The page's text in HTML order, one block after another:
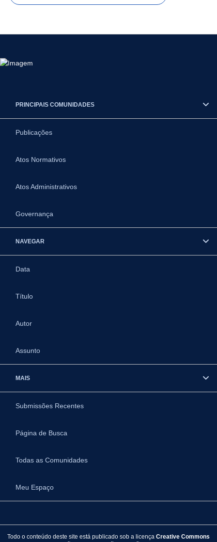
PRINCIPAIS COMUNIDADES
Publicações
Atos Normativos
Atos Administrativos
Governança
NAVEGAR
Data
Título
Autor
Assunto
MAIS
Submissões Recentes
Página de Busca
Todas as Comunidades
Meu Espaço
Todo o conteúdo deste site está publicado sob a licença Creative Commons